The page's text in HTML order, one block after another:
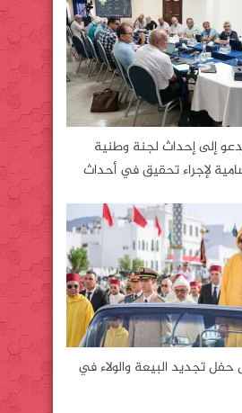
إلى إحداث لجنة وطنية
لإجراء تحقيق في أحداث
حفل تجديد البيعة والولاء في